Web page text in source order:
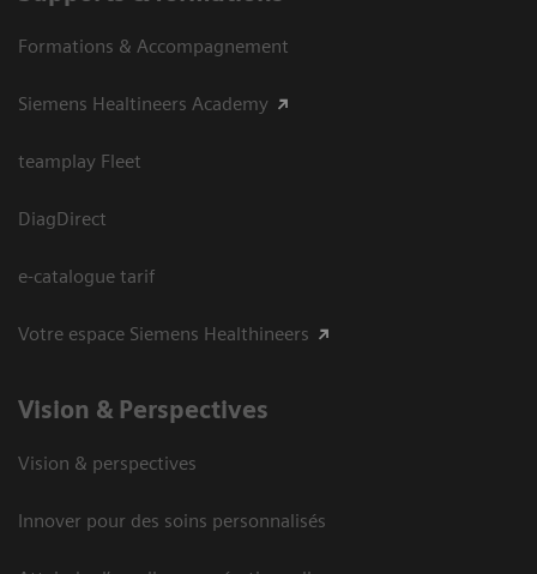
Formations & Accompagnement
Siemens Healtineers Academy
teamplay Fleet
DiagDirect
e-catalogue tarif
Votre espace Siemens Healthineers
Vision ​& Perspectives
Vision & perspectives
Innover pour des soins personnalisés